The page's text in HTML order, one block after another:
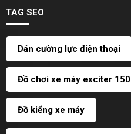
TAG SEO
Dán cường lực điện thoại
Đồ chơi xe máy exciter 150
Đồ kiểng xe máy